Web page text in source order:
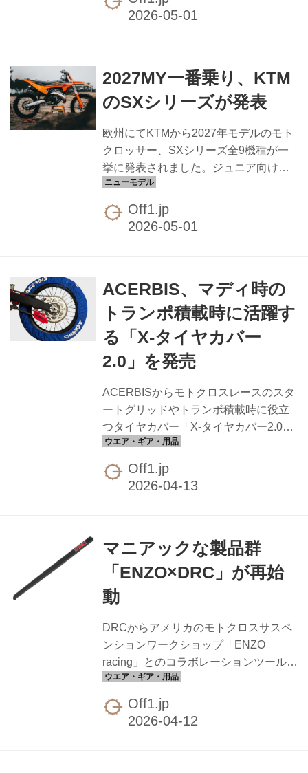
ルシャフトが登場しました。フロント
チューニングパーツです。 素材は一般
的な鋼材より高い硬度と強度を持つク
ロームモリブデン鋼（SCM435）を採
用。純正シャフトから交換すること
で、締結箇所の強度が上がります。フ
ロントフォーク左右のねじれが減るこ
とでサスペンション本来の動きを引き
2027MY一番乗り、KTM
のSXシリーズが発表
欧州にてKTMから2027年モデルのモト
クロッサー、SXシリーズ全9機種が一
挙に発表されました。ジュニア向けの
ミニサイクルから2スト、4ストのフル
サイズマシンまで、年齢・レベルを問
わずすべてのモトクロッサーをカバー
て登場です。 全9モデルのラインナッ
プ 今回発表されたのは以下の9機種で
す。 ジュニア／ミニサイクル KTM 50
SX KTM 65 SX KTM 85 SX フルサイズ
2ストローク KTM 125 SX KTM 250 SX
KTM 300 SX フルサイズ 4スト...
Off1.jp
ACERBIS、マディ時の
トランポ積載時に活躍す
る「X-タイヤカバー
2.0」を発売
ACERBISからモトクロスレースのスタ
ートグリッドやトランポ積載時に役立
つタイヤカバー「X-タイヤカバー2.0」
が発売。 本製品は、洗車後の泥汚れ防
止、スペアタイヤ保管時の劣化・汚れ
防止など、幅広いシーンで活躍するホ
を持ち、汚れても水洗いで簡単にクリ
ーニングできます。 装着方法はタイヤ
に巻き付けてベルクロテープで固定す
るだけのシンプルな構造で、素早い着
18-19インチ用の前後セットで、オフロ
ードバイクの標準的なホイールサイズ
に対応します。 カラーは...
Off1.jp
マニアックな製品群
「ENZO×DRC」が再始
動
DRCからアメリカのモトクロスサスペ
ンションワークショップ「ENZO
racing」とのコラボレーションツール3
製品がリリース。 「ショックパンチ」
は、リヤショックのプリロード調整専
用工具です。ロックリングにフィット
Off1.jp